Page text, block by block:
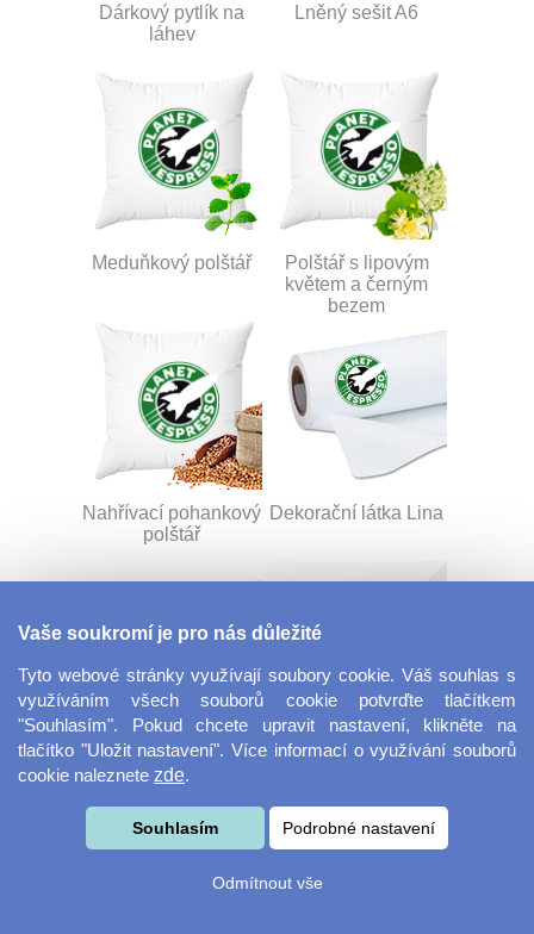
Dárkový pytlík na
láhev
Lněný sešit A6
Meduňkový polštář
Polštář s lipovým
květem a černým
bezem
Nahřívací pohankový
polštář
Dekorační látka Lina
Dekorační látka
Miranda
Šňůrka na klíče s
Vaše soukromí je pro nás důležité
Tyto webové stránky využívají soubory cookie. Váš souhlas s
využíváním všech souborů cookie potvrďte tlačítkem
"Souhlasím". Pokud chcete upravit nastavení, klikněte na
tlačítko "Uložit nastavení". Více informací o využívání souborů
cookie naleznete zde.
Souhlasím Podrobné nastavení
Odmítnout vše